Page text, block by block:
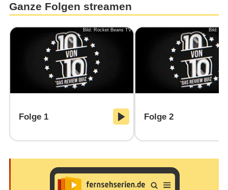
Ganze Folgen streamen
Bild: Rocket Beans TV
Folge 1
Bild:
Folge 2